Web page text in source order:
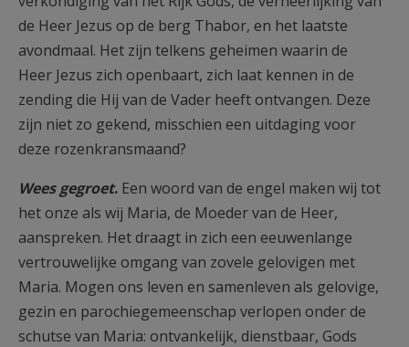
de Heer Jezus op de berg Thabor, en het laatste
avondmaal. Het zijn telkens geheimen waarin de
Heer Jezus zich openbaart, zich laat kennen in de
zending die Hij van de Vader heeft ontvangen. Deze
zijn niet zo gekend, misschien een uitdaging voor
deze rozenkransmaand?
Wees gegroet. Een woord van de engel maken wij tot
het onze als wij Maria, de Moeder van de Heer,
aanspreken. Het draagt in zich een eeuwenlange
vertrouwelijke omgang van zovele gelovigen met
Maria. Mogen ons leven en samenleven als gelovige,
gezin en parochiegemeenschap verlopen onder de
schutse van Maria: ontvankelijk, dienstbaar, Gods